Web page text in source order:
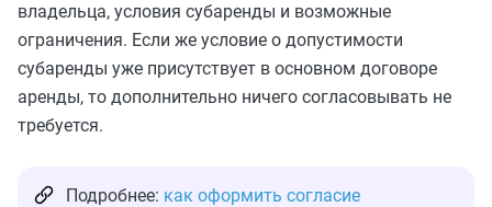
владельца, условия субаренды и возможные
ограничения. Если же условие о допустимости
субаренды уже присутствует в основном договоре
аренды, то дополнительно ничего согласовывать не
требуется.
Подробнее: как оформить согласие